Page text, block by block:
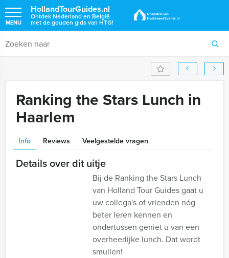
HollandTourGuides.nl
Ontdek Nederland en België
met de gouden gids van HTG!
MENU
Ranking the Stars Lunch in
Haarlem
Info Reviews Veelgestelde vragen
Details over dit uitje
Bij de Ranking the Stars Lunch
van Holland Tour Guides gaat u
uw collega's of vrienden nóg
beter leren kennen en
ondertussen geniet u van een
overheerlijke lunch. Dat wordt
smullen!